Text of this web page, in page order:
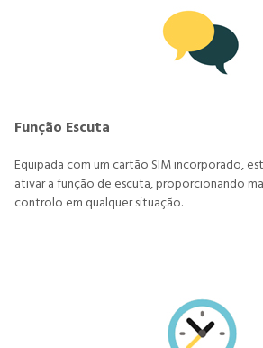
Função Escuta
Equipada com um cartão SIM incorporado,
ativar a função de escuta, proporcionando
controlo em qualquer situação.